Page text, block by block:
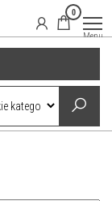
0
Menu